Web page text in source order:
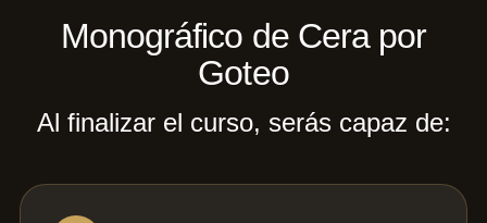
Monográfico de Cera por
Goteo
Al finalizar el curso, serás capaz de: